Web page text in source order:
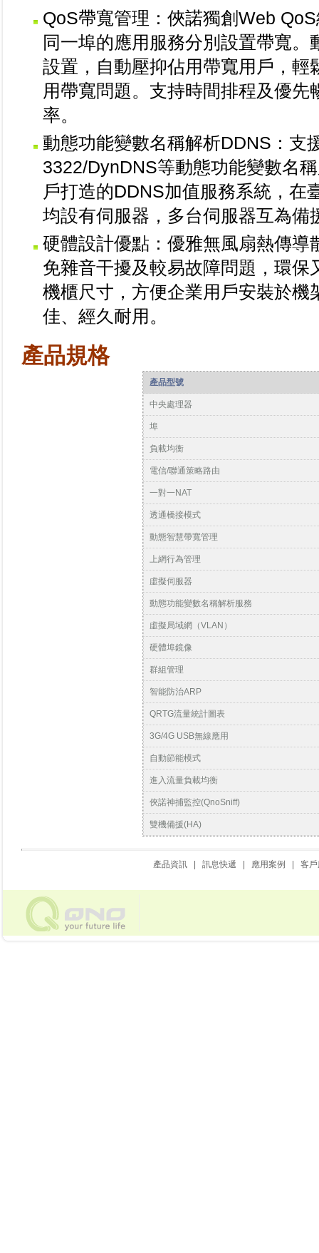
QoS帶寬管理：俠諾獨創Web
同一埠的應用服務分別設置帶寬
設置，自動壓抑佔用帶寬用戶，
用帶寬問題。支持時間排程及優
率。
動態功能變數名稱解析DDNS：支
3322/DynDNS等動態功能變數名
戶打造的DDNS加值服務系統，在
均設有伺服器，多台伺服器互為備
硬體設計優點：優雅無風扇熱傳
免雜音干擾及較易故障問題，環
機櫃尺寸，方便企業用戶安裝於
佳、經久耐用。
產品規格
產品型號
中央處理器
埠
負載均衡
電信/聯通策略路由
一對一NAT
透通橋接模式
動態智慧帶寬管理
上網行為管理
虛擬伺服器
動態功能變數名稱解析服務
虛擬局域網（VLAN）
硬體埠鏡像
群組管理
智能防治ARP
QRTG流量統計圖表
3G/4G USB無線應用
自動節能模式
進入流量負載均衡
俠諾神捕監控(QnoSniff)
雙機備援(HA)
產品資訊 訊息快遞 應用案例 客